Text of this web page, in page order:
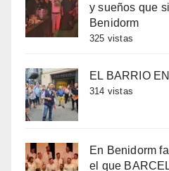
y sueños que
Benidorm
325 vistas
EL BARRIO
314 vistas
En Benidorm
el que